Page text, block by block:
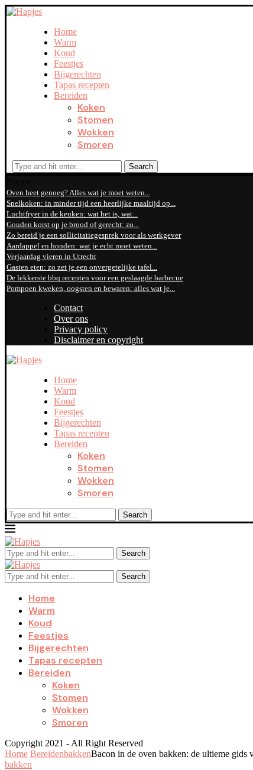
Home
Warm
Koud
Feestjes
Bijgerechten
Tapas recepten
Bereiden
Koken
Stomen
Wokken
Smoren
Search
Oven heet genoeg? Alles wat je moet weten...
Snelkoken: in minder tijd een heerlijke maaltijd op...
Luchtfryer in de keuken: wat het is, wat...
Gouden korst op je brood of gerecht: zo...
Zo bereid je een sollicitatiegesprek voor als werkgever
Aardappel en honden: wat je echt moet weten...
Verjaardag vieren in Utrecht
Gasten eten: zo zet je een onvergetelijke tafel...
De lekkerste bbq recepten voor een geslaagde barbecue
Pompoen kweken, oogsten en bewaren: alles wat je...
Contact
Over ons
Privacy policy
Disclaimer en copyright
Home
Warm
Koud
Feestjes
Bijgerechten
Tapas recepten
Bereiden
Koken
Stomen
Wokken
Smoren
Search
Search
Search
Home
Warm
Koud
Feestjes
Bijgerechten
Tapas recepten
Bereiden
Koken
Stomen
Wokken
Smoren
Copyright 2021 - All Right Reserved
Home BereidenbakkenBacon in de oven bakken: de ultieme gids
bakken